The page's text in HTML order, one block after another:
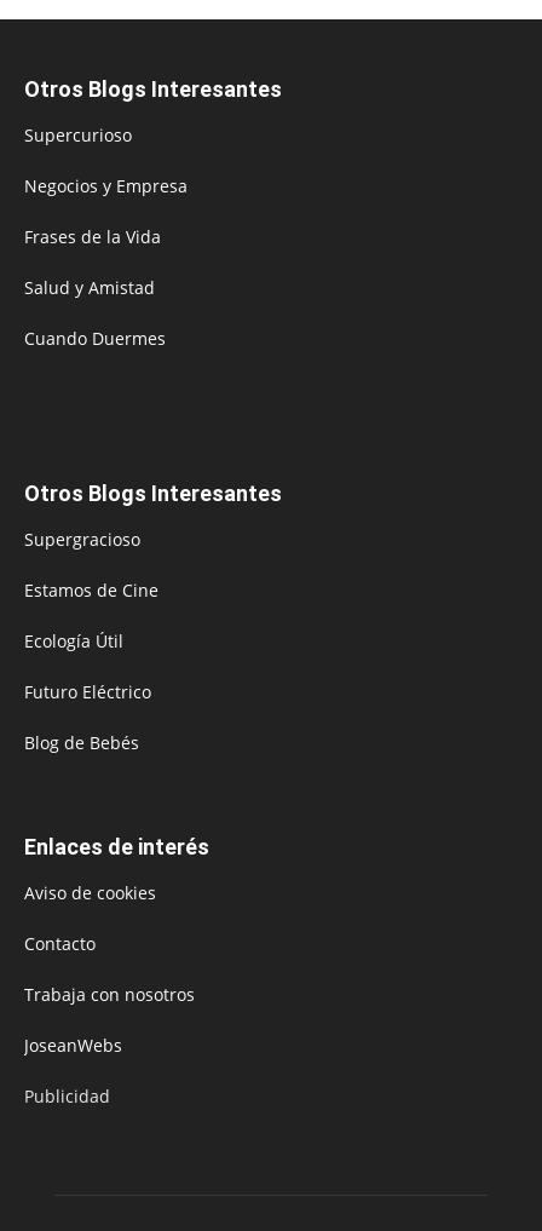
Otros Blogs Interesantes
Supercurioso
Negocios y Empresa
Frases de la Vida
Salud y Amistad
Cuando Duermes
Otros Blogs Interesantes
Supergracioso
Estamos de Cine
Ecología Útil
Futuro Eléctrico
Blog de Bebés
Enlaces de interés
Aviso de cookies
Contacto
Trabaja con nosotros
JoseanWebs
Publicidad